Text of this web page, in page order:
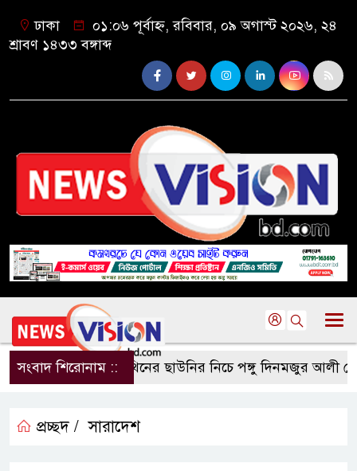
ঢাকা
০১:০৬ পূর্বাহ্ন, রবিবার, ০৯ অগাস্ট ২০২৬, ২৪
শ্রাবণ ১৪৩৩ বঙ্গাব্দ
সংবাদ শিরোনাম ::পলিথিনের ছাউনির নিচে পঙ্গু দিনমজুর আলী
প্রচ্ছদ / সারাদেশ